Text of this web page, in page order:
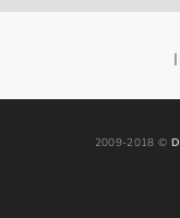
2009-2018 ©